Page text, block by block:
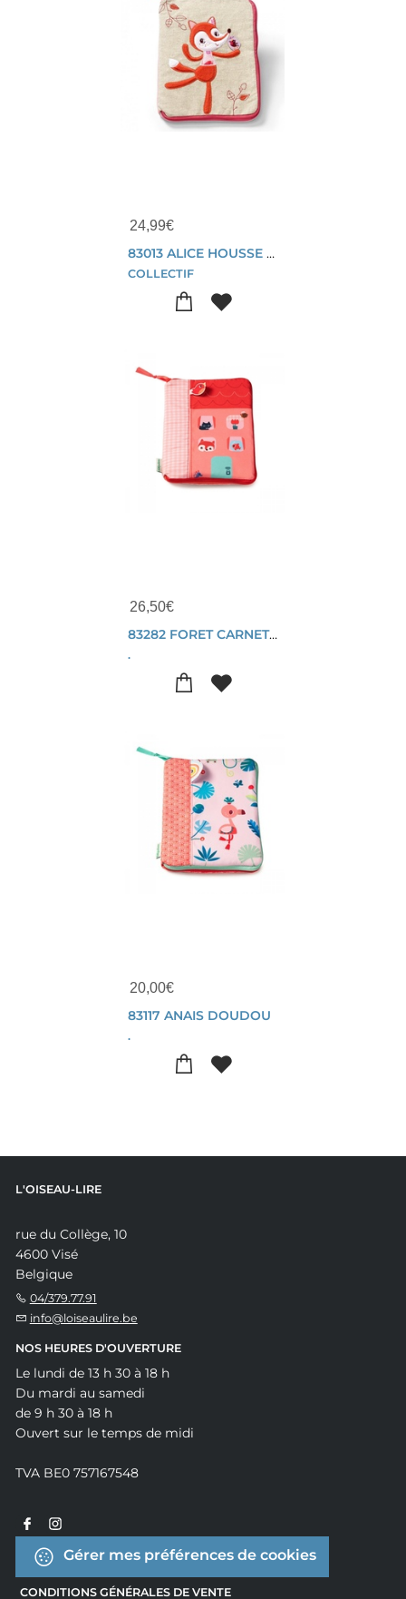
24,99€
83013 ALICE HOUSSE CARNET DE SANTE
COLLECTIF
26,50€
83282 FORET CARNET DE SANTE
.
20,00€
83117 ANAIS DOUDOU
.
L'OISEAU-LIRE
rue du Collège, 10
4600 Visé
Belgique
04/379.77.91
info@loiseaulire.be
NOS HEURES D'OUVERTURE
Le lundi de 13 h 30 à 18 h
Du mardi au samedi
de 9 h 30 à 18 h
Ouvert sur le temps de midi
TVA BE0 757167548
Gérer mes préférences de cookies
CONDITIONS GÉNÉRALES DE VENTE